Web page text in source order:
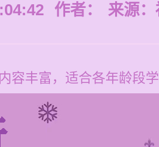
作者： 来源：
容丰富，适合各年龄段